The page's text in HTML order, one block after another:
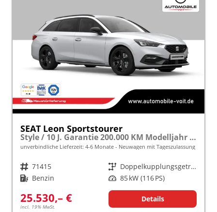
SEAT Leon Sportstourer
Style / 10 J. Garantie 200.000 KM Modelljahr 2027 1.5 TSI 116 PS DSG frei konfigurierbar!
unverbindliche Lieferzeit: 4-6 Monate Neuwagen mit Tageszulassung
Fahrzeugnr. 71415 Getriebe
Doppelkupplungsgetriebe (DSG)
Kraftstoff Benzin Leistung 85 kW (116 PS)
25.530,– €
incl. 19% MwSt.
Details